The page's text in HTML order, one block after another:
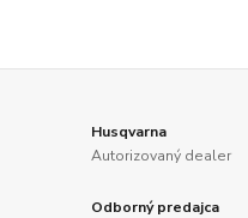
Husqvarna
Autorizovaný dealer
Odborný predajca